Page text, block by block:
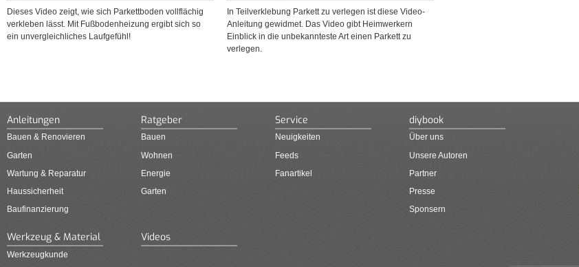
Dieses Video zeigt, wie sich Parkettboden vollflächig
verkleben lässt. Mit Fußbodenheizung ergibt sich so
ein unvergleichliches Laufgefühl!
In Teilverklebung Parkett zu verlegen ist diese Video-
Anleitung gewidmet. Das Video gibt Heimwerkern
Einblick in die unbekannteste Art einen Parkett zu
verlegen.
Anleitungen
Bauen & Renovieren
Garten
Wartung & Reparatur
Haussicherheit
Baufinanzierung
Ratgeber
Bauen
Wohnen
Energie
Garten
Service
Neuigkeiten
Feeds
Fanartikel
diybook
Über uns
Unsere Autoren
Partner
Presse
Sponsern
Werkzeug & Material
Werkzeugkunde
Videos